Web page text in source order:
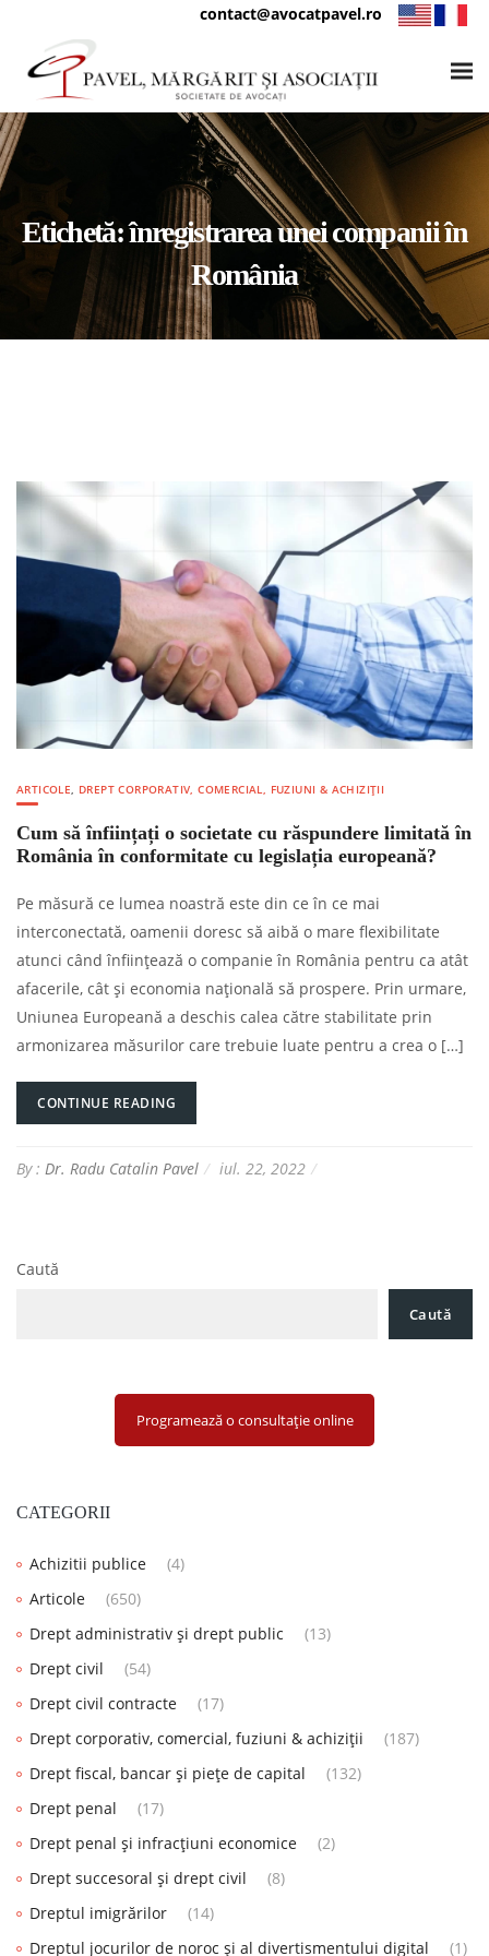
contact@avocatpavel.ro
Etichetă:înregistrarea unei companii în
România
ARTICOLE, DREPT CORPORATIV, COMERCIAL, FUZIUNI & ACHIZIȚII
Cum să înființați o societate cu răspundere limitată în
România în conformitate cu legislația europeană?
Pe măsură ce lumea noastră este din ce în ce mai
interconectată, oamenii doresc să aibă o mare flexibilitate
atunci când înființează o companie în România pentru ca atât
afacerile, cât și economia națională să prospere. Prin urmare,
Uniunea Europeană a deschis calea către stabilitate prin
armonizarea măsurilor care trebuie luate pentru a crea o […]
CONTINUE READING
By : Dr. Radu Catalin Pavel iul. 22, 2022
Caută
Caută
Programează o consultație online
CATEGORII
Achizitii publice
(4)
Articole
(650)
Drept administrativ și drept public
(13)
Drept civil
(54)
Drept civil contracte
(17)
Drept corporativ, comercial, fuziuni & achiziții
(187)
Drept fiscal, bancar și piețe de capital
(132)
Drept penal
(17)
Drept penal și infracțiuni economice
(2)
Drept succesoral și drept civil
(8)
Dreptul imigrărilor
(14)
Dreptul jocurilor de noroc și al divertismentului digital
(1)